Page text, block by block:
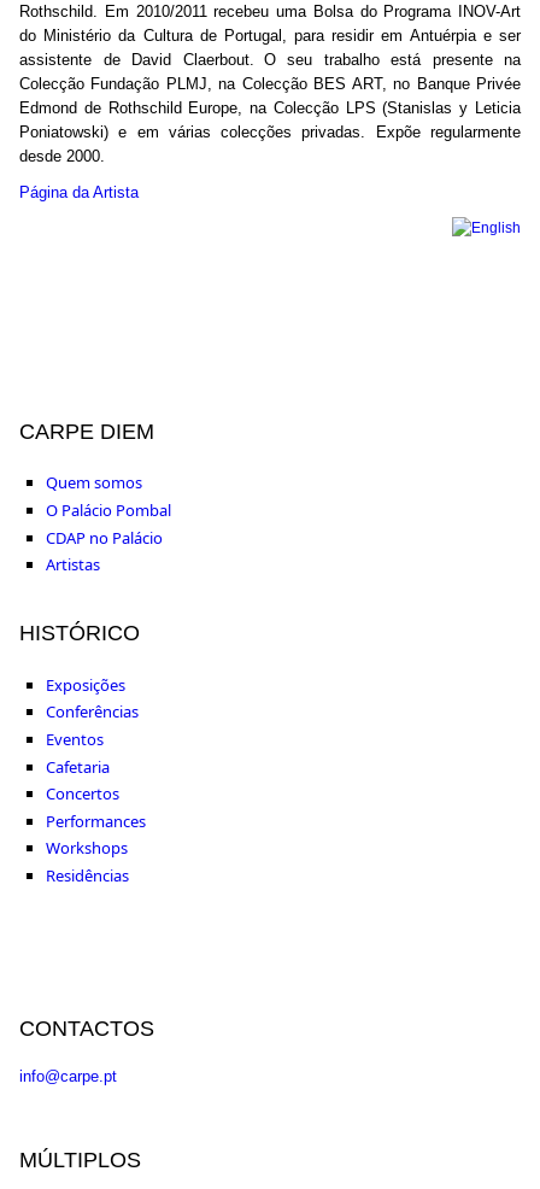
Rothschild. Em 2010/2011 recebeu uma Bolsa do Programa INOV-Art
do Ministério da Cultura de Portugal, para residir em Antuérpia e ser
assistente de David Claerbout. O seu trabalho está presente na
Colecção Fundação PLMJ, na Colecção BES ART, no Banque Privée
Edmond de Rothschild Europe, na Colecção LPS (Stanislas y Leticia
Poniatowski) e em várias colecções privadas. Expõe regularmente
desde 2000.
Página da Artista
CARPE DIEM
Quem somos
O Palácio Pombal
CDAP no Palácio
Artistas
HISTÓRICO
Exposições
Conferências
Eventos
Cafetaria
Concertos
Performances
Workshops
Residências
CONTACTOS
info@carpe.pt
MÚLTIPLOS